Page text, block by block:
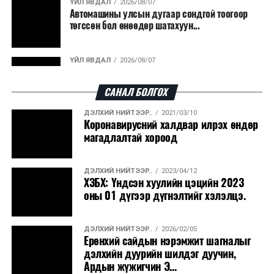
боловсруулах үйлдвэрүүдээр дулаан, цахилгаан
эрчим хүч үйлдвэрлэдэг.
Ийнхүү лаг хатаах, шатаах технологийг лагийн
эзлэхүүнийг бууруулахын зэрэгцээ эрчим хүч
үйлдвэрлэх, нөөцийг дахин ашиглах чиглэлээр олон
улсад өргөн ашиглаж байна.
ҮЙЛ ЯВДАЛ 2026/08/07
Автомашины улсын дугаар сондгой тоогоор
төгссөн бол өнөөдөр шатахуун...
ҮЙЛ ЯВДАЛ 2026/08/07
ДЭЛХИЙ НИЙТЭЭР.. 2026/08/06
“Уралдронзавод” компанийн ерөнхий
захирлын автомашиныг дэлбэлжээ...
ҮЙЛ ЯВДАЛ
Сүхбаатар боомтоор тав хоногт 10 мянга гаруй
тонн АИ-92 автобензин и...
ДЭЛХИЙ НИЙТЭЭР.. 2026/08/06
Вашингтон мужийн ой хээрийн түймрийг
хяналтад авах ажил ахицтай байн...
САНАЛ БОЛГОХ
ДЭЛХИЙ НИЙТЭЭР.. 2021/03/10
Коронавирусний халдвар илрэх өндөр
магадлалтай хороод
ДЭЛХИЙ НИЙТЭЭР.. 2023/04/12
ХЗБХ: Үндсэн хуулийн цэцийн 2023
оны 01 дүгээр дүгнэлтийг хэлэлцэ.
ДЭЛХИЙ НИЙТЭЭР.. 2026/02/05
Ерөнхий сайдын нэрэмжит шагналыг
дэлхийн дуурийн шилдэг дуучин,
Ардын жүжигчин Э...